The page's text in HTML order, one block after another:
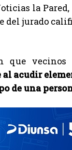
la
del jurado
que
acudir
de una